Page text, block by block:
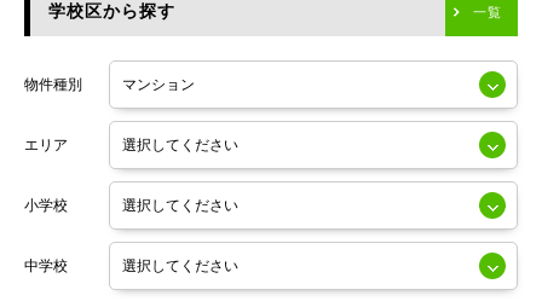
川崎市中原区
川崎市高津区
東京メトロ日比谷線
小田急線
東京メトロ半蔵門線
東京メトロ副都心線
東京メトロ有楽町線
学校区から探す 一覧
物件種別
エリア
小学校
中学校